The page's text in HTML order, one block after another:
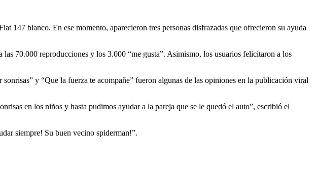
147 blanco. En ese momento, aparecieron tres personas disfrazadas que ofrecieron su ayuda
70.000 reproducciones y los 3.000 “me gusta”. Asimismo, los usuarios felicitaron a los
y “Que la fuerza te acompañe” fueron algunas de las opiniones en la publicación viral
en los niños y hasta pudimos ayudar a la pareja que se le quedó el auto”, escribió el
siempre! Su buen vecino spiderman!”.